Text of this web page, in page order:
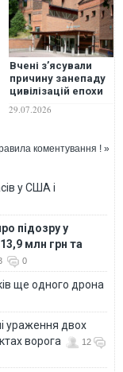
Вчені з’ясували
причину занепаду
цивілізацій епохи
29.07.2026
коментування ! »
у США і
підозру у
млн грн та
0
ще одного дрона
ураження двох
ворога
12